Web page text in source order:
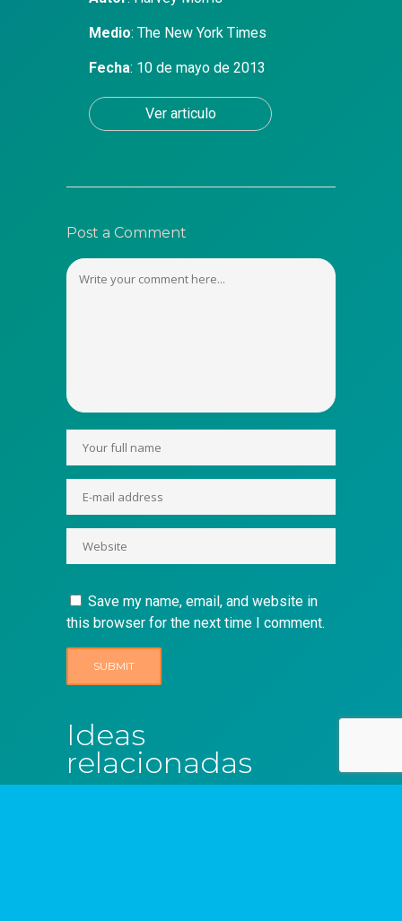
Medio: The New York Times
Fecha: 10 de mayo de 2013
Ver articulo
Post a Comment
Save my name, email, and website in
this browser for the next time I comment.
Ideas
relacionadas